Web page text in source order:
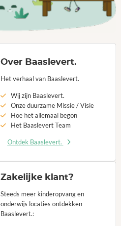
Over Baaslevert.
Het verhaal van Baaslevert.
Wij zijn Baaslevert.
Onze duurzame Missie / Visie
Hoe het allemaal begon
Het Baaslevert Team
Ontdek Baaslevert.
Zakelijke klant?
Steeds meer kinderopvang en
onderwijs locaties ontdekken
Baaslevert.: